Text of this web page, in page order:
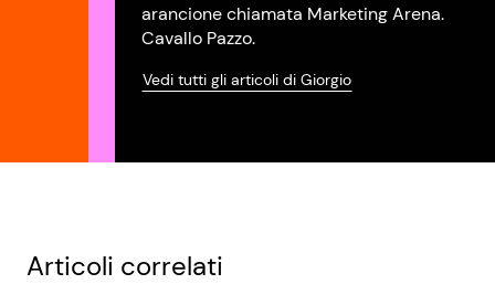
arancione chiamata Marketing Arena.
Cavallo Pazzo.
Vedi tutti gli articoli di Giorgio
Articoli correlati